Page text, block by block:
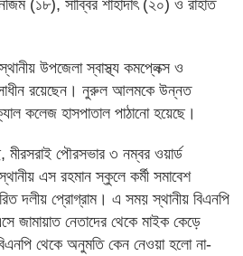
(১৮), সাব্বির শাহাদাৎ (২০) ও রাহাত
উপজেলা স্বাস্থ্য কমপ্লেক্স ও
রয়েছেন। নুরুল আলমকে উন্নত
কলেজ হাসপাতাল পাঠানো হয়েছে।
মীরসরাই পৌরসভার ৩ নম্বর ওয়ার্ড
এস রহমান স্কুলে কর্মী সমাবেশ
দলীয় প্রোগ্রাম। এ সময় স্থানীয় বিএনপি
জামায়াত নেতাদের থেকে মাইক কেড়ে
থেকে অনুমতি কেন নেওয়া হলো না-